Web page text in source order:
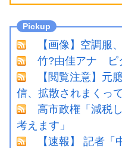
【画像】空調服
竹?由佳アナ ピ
【閲覧注意】元
信、拡散されまくっ
高市政権「減税
考えます」
【速報】 記者